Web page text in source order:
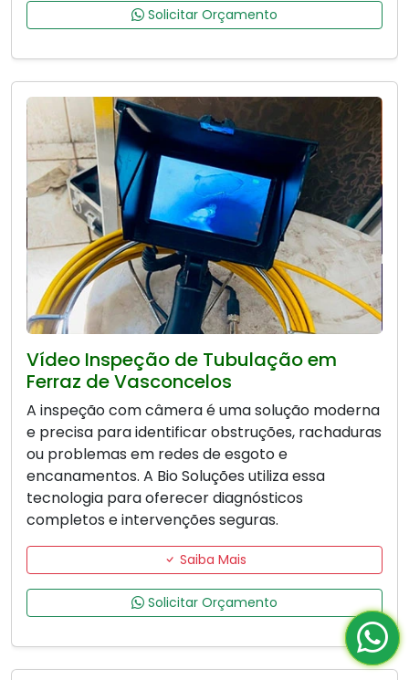
Solicitar Orçamento
Vídeo Inspeção de Tubulação em
Ferraz de Vasconcelos
A inspeção com câmera é uma solução moderna
e precisa para identificar obstruções, rachaduras
ou problemas em redes de esgoto e
encanamentos. A Bio Soluções utiliza essa
tecnologia para oferecer diagnósticos
completos e intervenções seguras.
Saiba Mais
Solicitar Orçamento